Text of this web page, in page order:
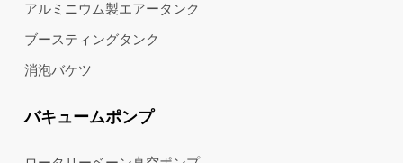
アルミニウム製エアータンク
ブースティングタンク
消泡バケツ
バキュームポンプ